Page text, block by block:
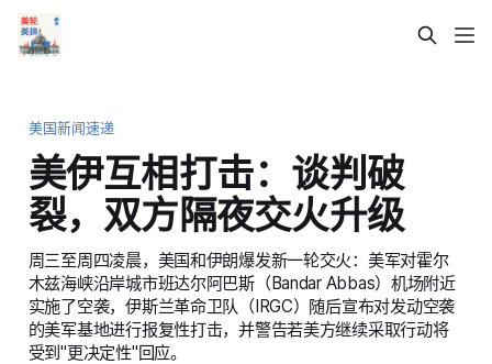
美国新闻速递
美伊互相打击：谈判破
裂，双方隔夜交火升级
周三至周四凌晨，美国和伊朗爆发新一轮交火：美军对霍尔
木兹海峡沿岸城市班达尔阿巴斯（Bandar Abbas）机场附近
实施了空袭，伊斯兰革命卫队（IRGC）随后宣布对发动空袭
的美军基地进行报复性打击，并警告若美方继续采取行动将
受到"更决定性"回应。